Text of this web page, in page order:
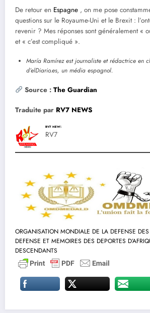
De retour en Espagne , on me pose
questions sur le Royaume-Uni et le Brexit :
revenir ? Mes réponses sont généralement «
et « c’est compliqué ».
María Ramírez est journaliste et rédactrice en
d’elDiario.es, un média espagnol.
Source :The Guardian
Traduite par RV7 NEWS
RV7 NEWS
RV7
ORGANISATION MONDIALE DE LA DEFENSE
DEFENSE ET MEMOIRES DES DEPORTES
DESCENDANTS